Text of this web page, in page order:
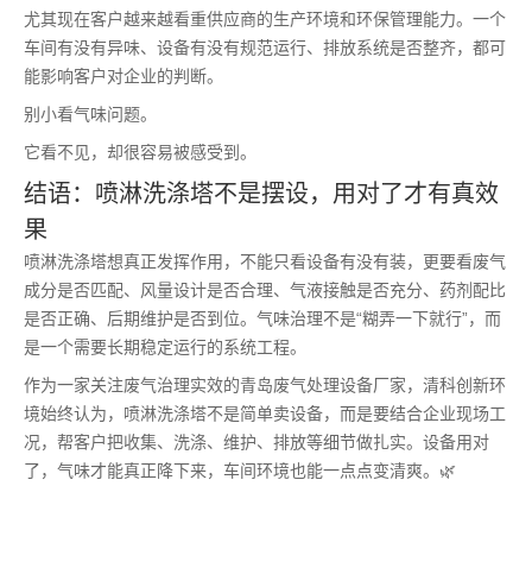
尤其现在客户越来越看重供应商的生产环境和环保管理能力。一个
车间有没有异味、设备有没有规范运行、排放系统是否整齐，都可
能影响客户对企业的判断。
别小看气味问题。
它看不见，却很容易被感受到。
结语：喷淋洗涤塔不是摆设，用对了才有真效
果
喷淋洗涤塔想真正发挥作用，不能只看设备有没有装，更要看废气
成分是否匹配、风量设计是否合理、气液接触是否充分、药剂配比
是否正确、后期维护是否到位。气味治理不是“糊弄一下就行”，而
是一个需要长期稳定运行的系统工程。
作为一家关注废气治理实效的青岛废气处理设备厂家，清科创新环
境始终认为，喷淋洗涤塔不是简单卖设备，而是要结合企业现场工
况，帮客户把收集、洗涤、维护、排放等细节做扎实。设备用对
了，气味才能真正降下来，车间环境也能一点点变清爽。🌿